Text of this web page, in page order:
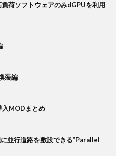
荷ソフトウェアのみdGPUを利用
装編
MODまとめ
並行道路を敷設できる”Parallel